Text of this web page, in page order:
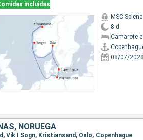
incluidas
MSC
8 d
Camarote
08/07/2028
NORUEGA
Vik I Sogn, Kristiansand, Oslo, Copenhague